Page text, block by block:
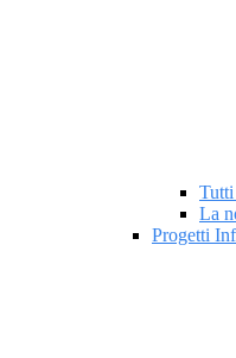
Tutti
La
Progetti